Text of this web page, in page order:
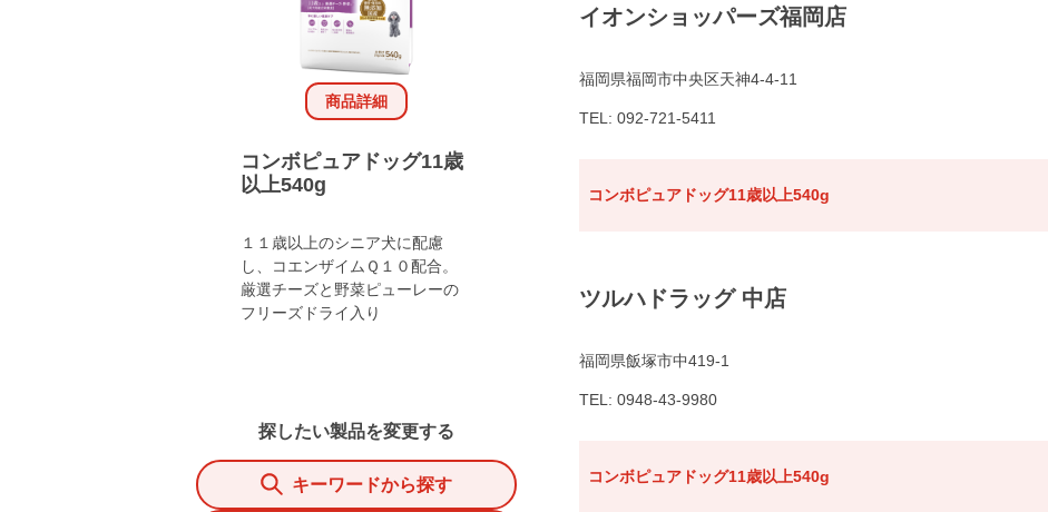
商品詳細
コンボピュアドッグ11歳
以上540g
１１歳以上のシニア犬に配慮
し、コエンザイムＱ１０配合。
厳選チーズと野菜ピューレーの
フリーズドライ入り
探したい製品を変更する
キーワードから探す
イオンショッパーズ福岡店
福岡県福岡市中央区天神4-4-11
TEL: 092-721-5411
コンボピュアドッグ11歳以上540g
ツルハドラッグ 中店
福岡県飯塚市中419-1
TEL: 0948-43-9980
コンボピュアドッグ11歳以上540g